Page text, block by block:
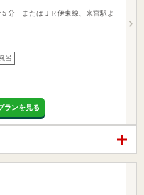
分 またはＪＲ伊東線、来宮駅よ
呂
ランを見る